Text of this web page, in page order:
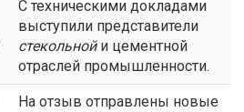
С техническими докладами
выступили представители
стекольнойи цементной
отраслей промышленности.
На отзыв отправлены новые